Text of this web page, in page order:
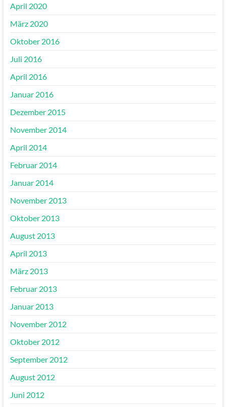
April 2020
März 2020
Oktober 2016
Juli 2016
April 2016
Januar 2016
Dezember 2015
November 2014
April 2014
Februar 2014
Januar 2014
November 2013
Oktober 2013
August 2013
April 2013
März 2013
Februar 2013
Januar 2013
November 2012
Oktober 2012
September 2012
August 2012
Juni 2012